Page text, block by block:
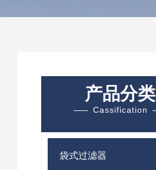
产品分类
Cassification
袋式过滤器